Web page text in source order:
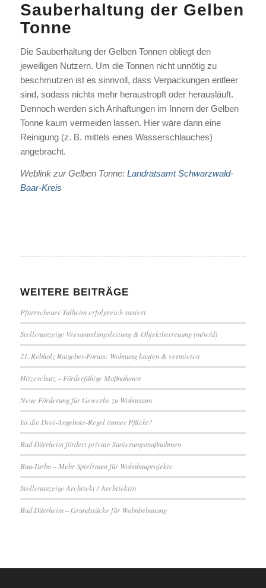
Sauberhaltung der Gelben
Tonne
Die Sauberhaltung der Gelben Tonnen obliegt den
jeweiligen Nutzern. Um die Tonnen nicht unnötig zu
beschmutzen ist es sinnvoll, dass Verpackungen entleer
sind, sodass nichts mehr heraustropft oder herausläuft.
Dennoch werden sich Anhaftungen im Innern der Gelben
Tonne kaum vermeiden lassen. Hier wäre dann eine
Reinigung (z. B. mittels eines Wasserschlauches)
angebracht.
Weblink zur Gelben Tonne: Landratsamt Schwarzwald-
Baar-Kreis
WEITERE BEITRÄGE
Pfarrscheuer Talheim erfolgreich saniert
Stellenanzeige Versammlungsleitung & Objektbetreuung (m/w/d)
21. Rebholz Ratgeber-Forum: Wohnung kaufen & vermieten
Hitzeschutz – Förderfähige Maßnahmen
Neue Förderung für Gewerbe zu Wohnraum
Ist die Drei-Angebote-Regel immer Pflicht?
Bad Dürrheim fördert private Sanierungsmaßnahmen
Bau-Turbo – Mehr Spielraum für Wohnbauprojekte
Stellenanzeige Architekt / Architektin
Bad Dürrheim – Grundstücke für Wohnbebauung